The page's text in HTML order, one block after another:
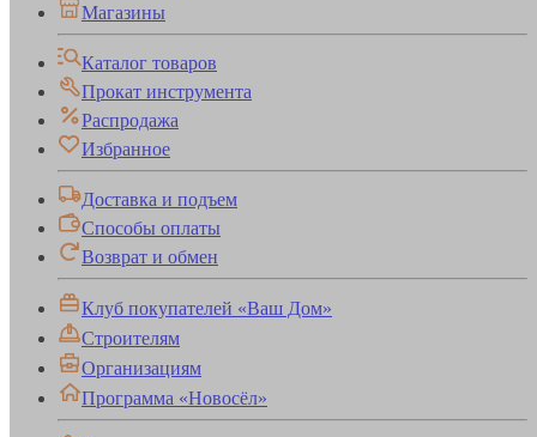
Магазины
Каталог товаров
Прокат инструмента
Распродажа
Избранное
Доставка и подъем
Способы оплаты
Возврат и обмен
Клуб покупателей «Ваш Дом»
Строителям
Организациям
Программа «Новосёл»